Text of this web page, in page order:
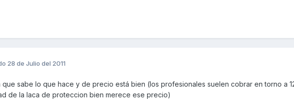
28 de Julio del 2011
que sabe lo que hace y de precio está bien (los profesionales suelen cobrar en torno a
de la laca de proteccion bien merece ese precio)